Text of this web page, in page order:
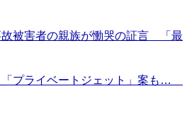
被害者の親族が慟哭の証言 「最
プライベートジェット」案も…